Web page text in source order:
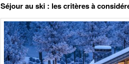
Séjour au ski : les critères à